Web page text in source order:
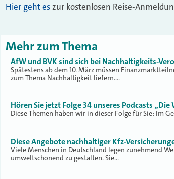
Hier geht eszur kostenlosen Reise-
Mehr zum Thema
AfW und BVK sind sich bei Nachhaltigkeits-
Spätestens ab dem 10. März müssen
zum Thema Nachhaltigkeit liefern.…
Hören Sie jetzt Folge 34 unseres Podcasts „Die
Diese Themen haben wir in dieser Folge für Sie: Im
Diese Angebote nachhaltiger Kfz-
Viele Menschen in Deutschland legen zunehmend
umweltschonend zu gestalten. Sie…